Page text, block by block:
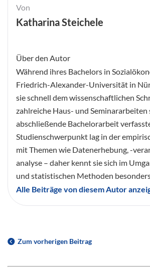
Von
Katharina Steichele
Über den Autor
Während ihres Bachelors in
Friedrich-Alexander-Universität in
sie schnell dem wissenschaftlichen
zahlreiche Haus- und Seminararbeiten
abschließende Bachelorarbeit
Studienschwerpunkt lag in der
mit Themen wie Datenerhebung, -
analyse – daher kennt sie sich im
und statistischen Methoden
Alle Beiträge von diesem Autor
Zum vorherigen Beitrag